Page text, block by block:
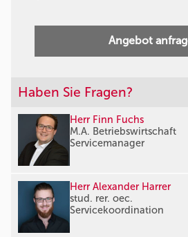
Angebot
Haben Sie Fragen?
Herr Finn Fuchs
M.A. Betriebswirtschaft
Servicemanager
Herr Alexander Harrer
stud. rer. oec.
Servicekoordination